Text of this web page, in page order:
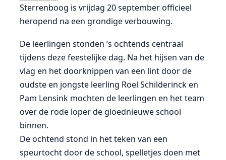
Sterrenboog is vrijdag 20 september officieel
heropend na een grondige verbouwing.
De leerlingen stonden ’s ochtends centraal
tijdens deze feestelijke dag. Na het hijsen van de
vlag en het doorknippen van een lint door de
oudste en jongste leerling Roel Schilderinck en
Pam Lensink mochten de leerlingen en het team
over de rode loper de gloednieuwe school
binnen.
De ochtend stond in het teken van een
speurtocht door de school, spelletjes doen met